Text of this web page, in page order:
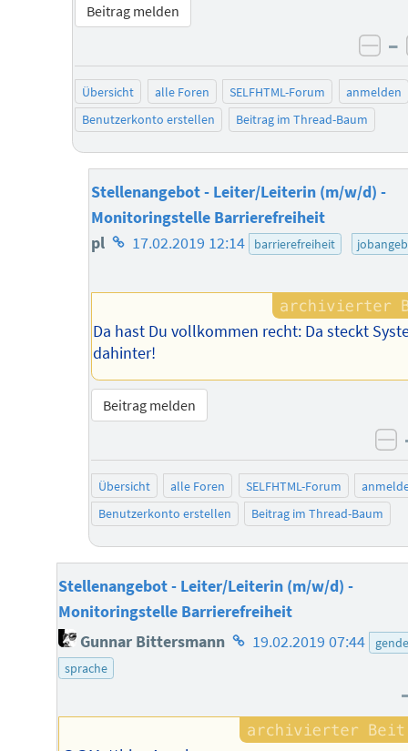
Beitrag melden
–
Übersicht alle Foren SELFHTML-Forum
anmelden
Benutzerkonto erstellen
Beitrag im Thread-Baum
Stellenangebot - Leiter/Leiterin (m/w/d) -
Monitoringstelle Barrierefreiheit
pl Homepage
Autors
17.02.2019 12:14 barrierefreiheit
Da hast Du vollkommen recht: Da steckt
dahinter!
Beitrag melden
Übersicht alle Foren SELFHTML-Forum
Benutzerkonto erstellen
Beitrag im Thread-Baum
Stellenangebot - Leiter/Leiterin (m/w/d) -
Monitoringstelle Barrierefreiheit
Gunnar Bittersmann Homepage
19.02.2019 07:44
sprache